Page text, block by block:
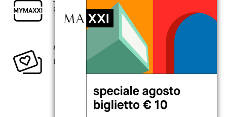
per chi è curioso di esplorare il presente.
sostieni la creatività contemporanea
ti aspetta un intero anno di vantaggi.